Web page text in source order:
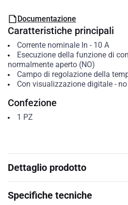
Documentazione
Caratteristiche principali
Corrente nominale In - 10 A
Esecuzione della funzione di
normalmente aperto (NO)
Campo di regolazione della
Con visualizzazione digitale- no
Confezione
1 PZ
Dettaglio prodotto
Specifiche tecniche